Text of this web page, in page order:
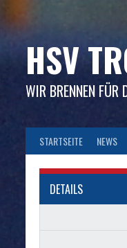
HSV
WIR BRENNEN FÜR
STARTSEITE NEWS
DETAILS